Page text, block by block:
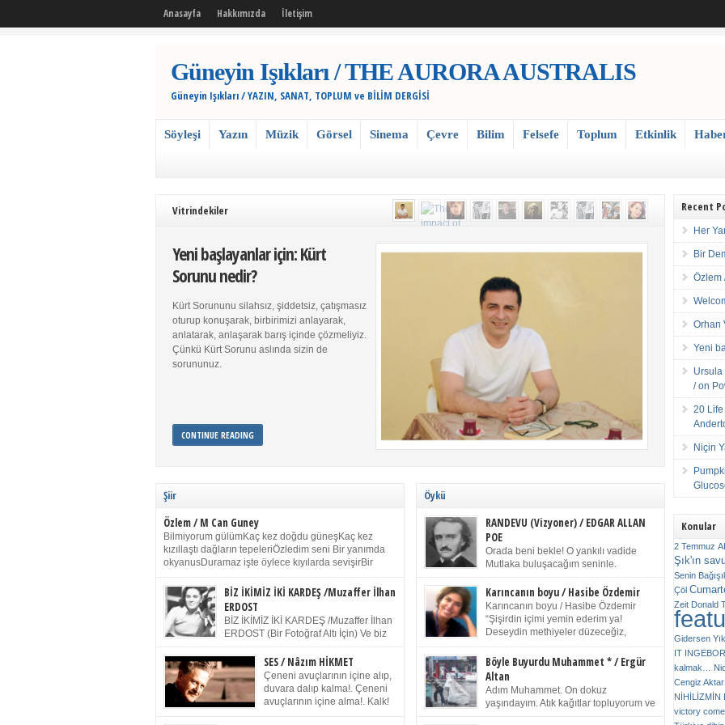
Anasayfa Hakkımızda İletişim
Güneyin Işıkları / THE AURORA AUSTRALIS
Güneyin Işıkları / YAZIN, SANAT, TOPLUM ve BİLİM DERGİSİ
Söyleşi Yazın Müzik Görsel Sinema Çevre Bilim Felsefe Toplum Etkinlik
Vitrindekiler
Yeni başlayanlar için: Kürt
Sorunu nedir?
Kürt Sorununu silahsız, şiddetsiz, çatışmasız
oturup konuşarak, birbirimizi anlayarak,
anlatarak, anlaşarak barış içinde çözmeliyiz.
Çünkü Kürt Sorunu aslında sizin de
sorununuz.
CONTINUE READING
Şiir
Özlem / M Can Guney
Bilmiyorum gülümKaç kez doğdu güneşKaç kez
kızıllaştı dağların tepeleriÖzledim seni Bir yanımda
okyanusDuramaz işte öylece kıyılarda sevişirBir
dururSokulur yalnızlığıma kokun olur Gözlerim bir
buruk gülümsemeDudağımda buğusu
öpüşlerinGeceler boyuÖzledim seni 2004 Haziran
Sydney / Toplumsal Kaynak / Memduh Güney
BİZ İKİMİZ İKİ KARDEŞ /Muzaffer İlhan
ERDOST
BİZ İKİMİZ İKİ KARDEŞ /Muzaffer İlhan
ERDOST (Bir Fotoğraf Altı İçin) Ve biz
Duracağız Fotoğrafımızda durduğumuz gibi Benim
ellerimde kelepçe Yüzümde yapay bir gülüş
(Kelepçeyi yadırgamanın gülüşü belki İlk kez olduğu
için Sonra alıştım Ve unuttum sonra kelepçeyi
SES / Nâzım HİKMET
Çeneni avuçlarının içine alıp,
duvara dalıp kalma!. Çeneni
avuçlarının içine alma!. Kalk!
Öykü
RANDEVU (Vizyoner) / EDGAR ALLAN
POE
Orada beni bekle! O yankılı vadide
Mutlaka buluşacağım seninle.
karısının ölümü üstüne yazdığı ağıt.) Talihsiz ve
gizemli adam! – Sen ki kendi hayal gücünün
parlaklığıyla afalladın, gençliğinin alevleri arasına
düştün! Hayalimde seni tekrar görüyorum! Bir kez
olduğun gibi değil soğuk vadide ve gölgelerin […]
Karıncanın boyu / Hasibe Özdemir
Karıncanın boyu / Hasibe Özdemir
“Şişirdin içimi yemin ederim ya!
Deseydin methiyeler düzeceğiz,
titriyor. “Sana gel demedim kızım.” diyorum sakince.
“Takıldın peşime madem, ne duyarsan
katlanacaksın.” Bir sigara yakıyor. Başını yana yatırıp,
bezmiş annelerin yılgın bakışıyla süzüyor beni.
Kaşlarımı kaldırıp ona bakıyorum ben de. Pes ediyor.
Böyle Buyurdu Muhammet * / Ergür
Altan
Adım Muhammet. On dokuz
yaşındayım. Atık kağıtlar topluyorum ve
Recent
Her
Bir
Özlem
Orhan
Yeni
Ursula
/ on
20
Niçin
Konular
2 Temmuz
Şık'ın
Senin
Çöl
Zeit Donald
Gidersen
IT
kalmak…
Cengiz Aktar
NİHİLİZMİN
victory